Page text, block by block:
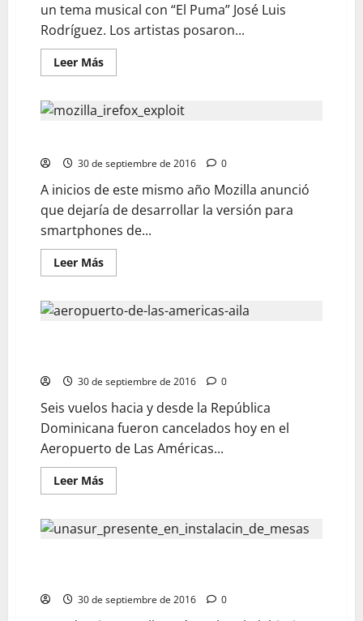
un tema musical con “El Puma” José Luis
Rodríguez. Los artistas posaron...
Leer Más
30 de septiembre de 2016 0
A inicios de este mismo año Mozilla anunció
que dejaría de desarrollar la versión para
smartphones de...
Leer Más
30 de septiembre de 2016 0
Seis vuelos hacia y desde la República
Dominicana fueron cancelados hoy en el
Aeropuerto de Las Américas...
Leer Más
30 de septiembre de 2016 0